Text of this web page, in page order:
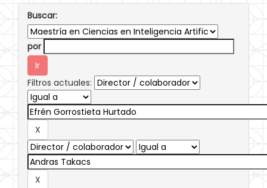
Buscar:
por
Filtros actuales: